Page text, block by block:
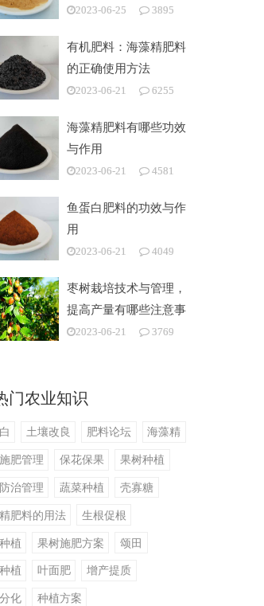
2023-06-25 3895
有机肥料：海藻精肥料
的正确使用方法
2023-06-21 6255
海藻精肥料有哪些功效
与作用
2023-06-21 4581
鱼蛋白肥料的功效与作
用
2023-06-21 4049
枣树栽培技术与管理，
提高产量有哪些注意事
项2023-06-21 3769
门农业知识
土壤改良 肥料论坛 海藻精
肥管理 保花保果 果树种植
治管理 蔬菜种植 壳寡糖
肥料的用法 生根促根
植 果树施肥方案 颂田
植 叶面肥 增产提质
化 种植方案